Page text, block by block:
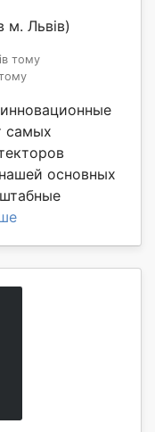
м. Львів)
тому
самых
основных